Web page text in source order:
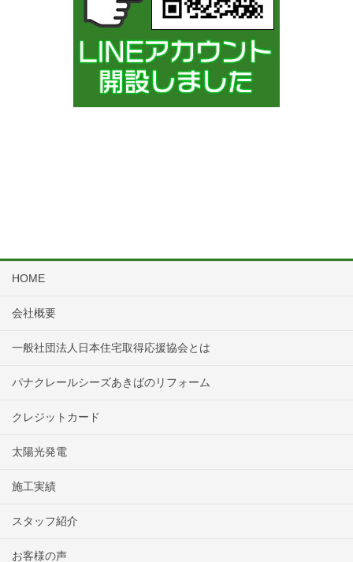
HOME
会社概要
一般社団法人日本住宅取得応援協会とは
パナクレールシーズあきばのリフォーム
クレジットカード
太陽光発電
施工実績
スタッフ紹介
お客様の声